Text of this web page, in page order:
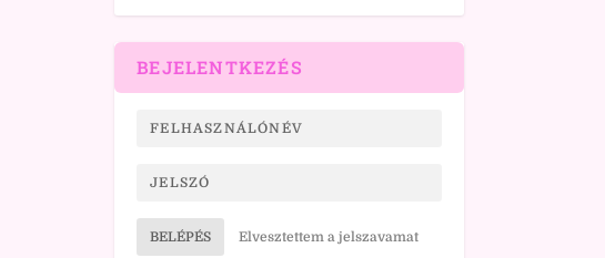
BEJELENTKEZÉS
BELÉPÉS Elvesztettem a jelszavamat